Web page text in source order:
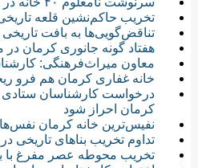
تخریب حاکم‌نشین قلعه
تناقض‌گویی‌ها به بافت
هفتاد گونه جانوری کرمان در معرض خطر
معاون میراث‌فرهنگی:
خانه غفاری کرمان هم فرو
کرمان احراز شود
نفیس‌ترین خانه کرمان
تداوم تخریب بناهای تاریخی
تخریب محوطه عصر مفرغ با